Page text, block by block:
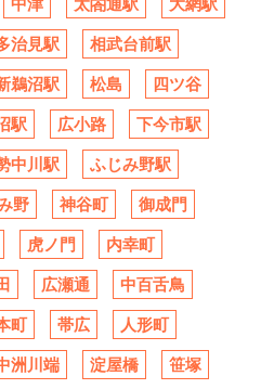
中津 太閤通駅 大網駅
治見駅 相武台前駅
鵜沼駅 松島 四ツ谷
駅 広小路 下今市駅
中川駅 ふじみ野駅
野 神谷町 御成門
虎ノ門 内幸町
広瀬通 中百舌鳥
町 帯広 人形町
洲川端 淀屋橋 笹塚